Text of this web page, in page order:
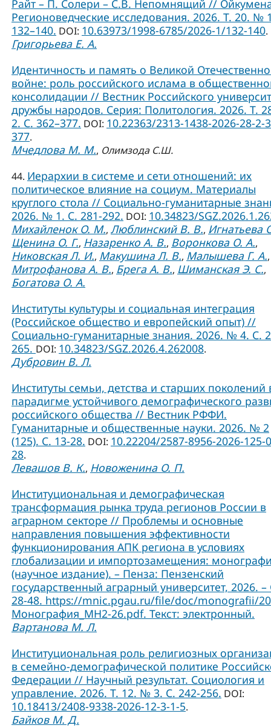
Райт – П. Солери – С.В. Непомнящий //
Регионоведческие исследования. 2026. Т. 20. №
132–140. DOI: 10.63973/1998-6785/2026-1/132-140.
Григорьева Е. А.
Идентичность и память о Великой
войне: роль российского ислама в
консолидации // Вестник Российского
дружбы народов. Серия: Политология. 2026. Т.
2. С. 362–377. DOI: 10.22363/2313-1438-2026-28-2-
377.
Мчедлова М. М., Олимзода С.Ш.
44. Иерархии в системе и сети отношений: их
политическое влияние на социум. Материалы
круглого стола // Социально-гуманитарные
2026. № 1. С. 281-292. DOI: 10.34823/
Михайленок О. М., Люблинский В. В., Игнатьева
Щенина О. Г., Назаренко А. В., Воронкова О. А.,
Никовская Л. И., Макушина Л. В., Малышева Г. А.,
Митрофанова А. В., Брега А. В., Шиманская Э. С.,
Богатова О. А.
Институты культуры и социальная интеграция
(Российское общество и европейский опыт) //
Социально-гуманитарные знания. 2026. № 4. С.
265. DOI: 10.34823/SGZ.2026.4.262008.
Дубровин В. Л.
Институты семьи, детства и старших поколений
парадигме устойчивого демографического
российского общества // Вестник РФФИ.
Гуманитарные и общественные науки. 2026. № 2
(125). С. 13-28. DOI: 10.22204/2587-8956-2026-125-
28.
Левашов В. К., Новоженина О. П.
Институциональная и демографическая
трансформация рынка труда регионов России в
аграрном секторе // Проблемы и основные
направления повышения эффективности
функционирования АПК региона в условиях
глобализации и импортозамещения:
(научное издание). – Пенза: Пензенский
государственный аграрный университет, 2026. –
28-48. https://mnic.pgau.ru/file/doc/monografii/
Монография_МН2-26.pdf. Текст: электронный.
Вартанова М. Л.
Институциональная роль религиозных
в семейно-демографической политике
Федерации // Научный результат. Социология и
управление. 2026. Т. 12. № 3. С. 242-256. DOI:
10.18413/2408-9338-2026-12-3-1-5.
Байков М. Д.